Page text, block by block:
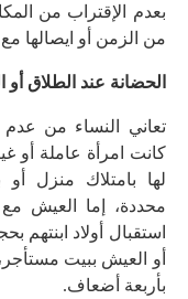
بعدم الإقتراب من
من الزمن أو ايصالها
الحضانة عند الطلاق أو
تعاني النساء من
كانت امرأة عاملة أو
لها بامتلاك منزل
محددة، إما العيش
استقبال أولاد ابنتهم
أو العيش ببيت
بأربعة أضعاف.